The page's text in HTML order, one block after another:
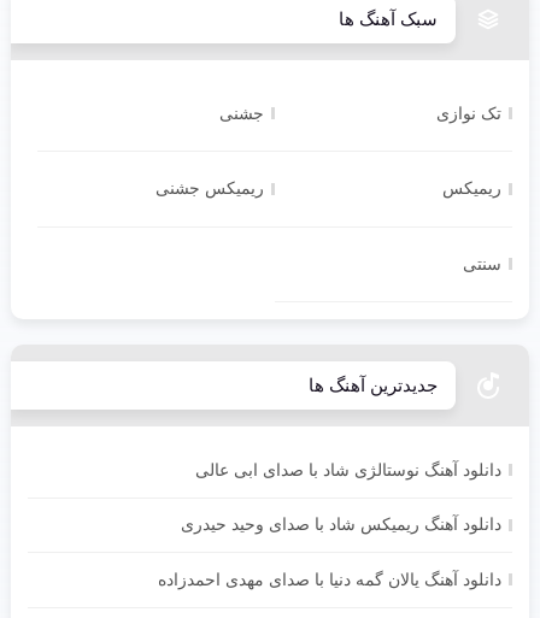
سبک آهنگ ها
تک نوازی جشنی
ریمیکس ریمیکس جشنی
سنتی
جدیدترین آهنگ ها
دانلود آهنگ نوستالژی شاد با صدای ابی عالی
دانلود آهنگ ریمیکس شاد با صدای وحید حیدری
دانلود آهنگ یالان گمه دنیا با صدای مهدی احمدزاده